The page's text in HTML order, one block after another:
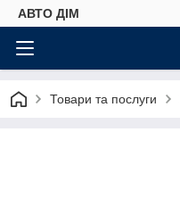
АВТО ДIМ
Товари та послуги